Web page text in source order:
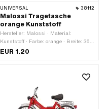
UNIVERSAL 38112
Malossi Tragetasche
orange Kunststoff
Hersteller: Malossi · Material:
Kunststoff · Farbe: orange · Breite: 360
mm · Höhe: 580 mm
EUR 1.20